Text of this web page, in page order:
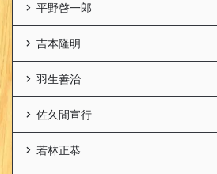
平野啓一郎
吉本隆明
羽生善治
佐久間宣行
若林正恭